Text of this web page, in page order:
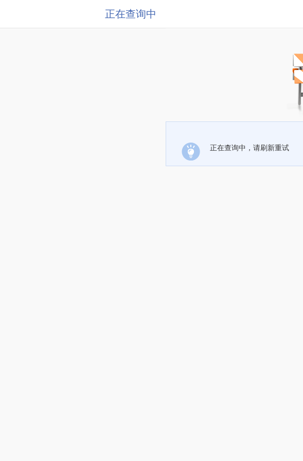
正在查询中
正在查询中，请刷新重试